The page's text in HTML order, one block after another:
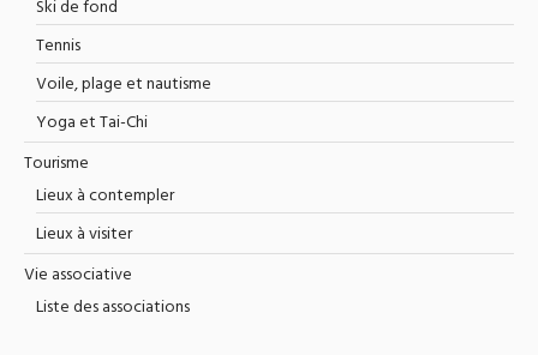
Ski de fond
Tennis
Voile, plage et nautisme
Yoga et Tai-Chi
Tourisme
Lieux à contempler
Lieux à visiter
Vie associative
Liste des associations